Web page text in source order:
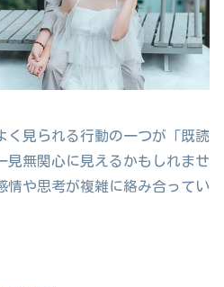
く見られる行動の一つが「既読
見無関心に見えるかもしれませ
情や思考が複雑に絡み合ってい